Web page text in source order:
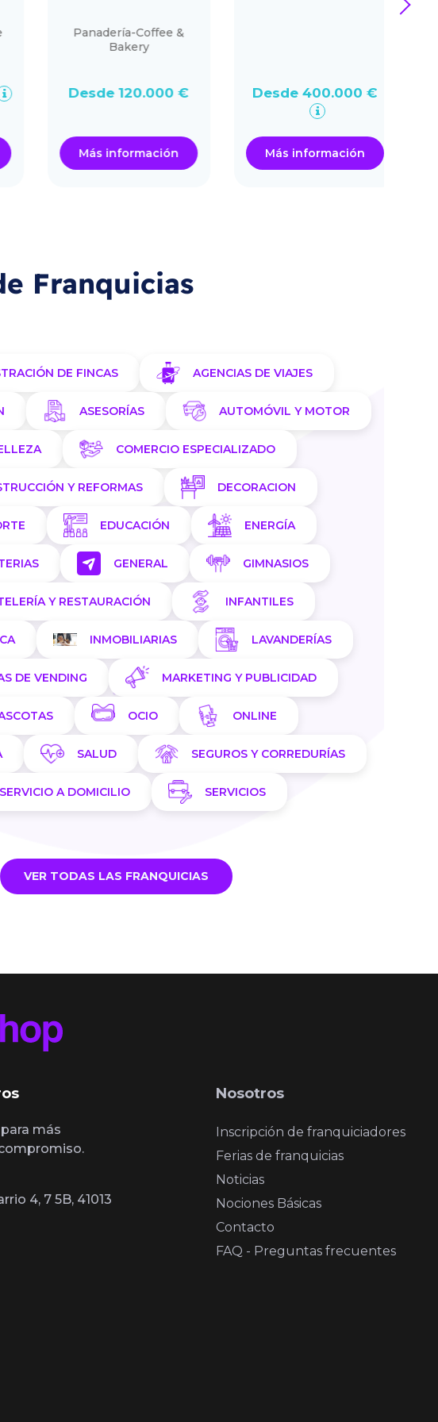
Panadería-Coffee &
Bakery
Desde 120.000 €
Más información
Desde 400.000 €
Más información
next
Franquicias
DE FINCAS AGENCIAS DE VIAJES
ASESORÍAS AUTOMÓVIL Y MOTOR
COMERCIO ESPECIALIZADO
Y REFORMAS DECORACION
EDUCACIÓN ENERGÍA
GENERAL GIMNASIOS
Y RESTAURACIÓN INFANTILES
INMOBILIARIAS LAVANDERÍAS
DE VENDING MARKETING Y PUBLICIDAD
OCIO ONLINE
SALUD SEGUROS Y CORREDURÍAS
SERVICIO A DOMICILIO SERVICIOS
VER TODAS LAS FRANQUICIAS
más
4, 7 5B, 41013
Nosotros
Inscripción de franquiciadores
Ferias de franquicias
Noticias
Nociones Básicas
Contacto
FAQ - Preguntas frecuentes